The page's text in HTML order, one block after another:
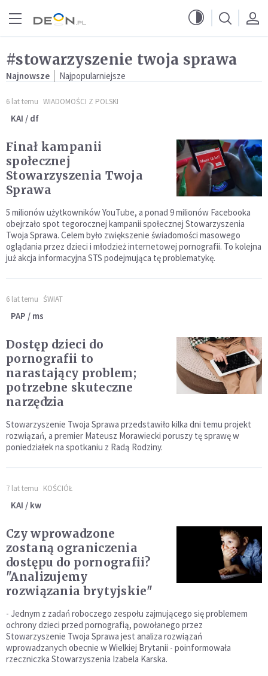
#stowarzyszenie twoja sprawa
Najnowsze Najpopularniejsze
6 lat temu WIADOMOŚCI Z POLSKI
KAI / df
Finał kampanii
społecznej
Stowarzyszenia Twoja
Sprawa
5 milionów użytkowników YouTube, a ponad 9 milionów Facebooka
obejrzało spot tegorocznej kampanii społecznej Stowarzyszenia
Twoja Sprawa. Celem było zwiększenie świadomości masowego
oglądania przez dzieci i młodzież internetowej pornografii. To kolejna
już akcja informacyjna STS podejmująca tę problematykę.
6 lat temu ŚWIAT
PAP / ms
Dostęp dzieci do
pornografii to
narastający problem;
potrzebne skuteczne
narzędzia
Stowarzyszenie Twoja Sprawa przedstawiło kilka dni temu projekt
rozwiązań, a premier Mateusz Morawiecki poruszy tę sprawę w
poniedziałek na spotkaniu z Radą Rodziny.
7 lat temu KOŚCIÓŁ
KAI / kw
Czy wprowadzone
zostaną ograniczenia
dostępu do pornografii?
"Analizujemy
rozwiązania brytyjskie"
- Jednym z zadań roboczego zespołu zajmującego się problemem
ochrony dzieci przed pornografią, powołanego przez
Stowarzyszenie Twoja Sprawa jest analiza rozwiązań
wprowadzanych obecnie w Wielkiej Brytanii - poinformowała
rzeczniczka Stowarzyszenia Izabela Karska.